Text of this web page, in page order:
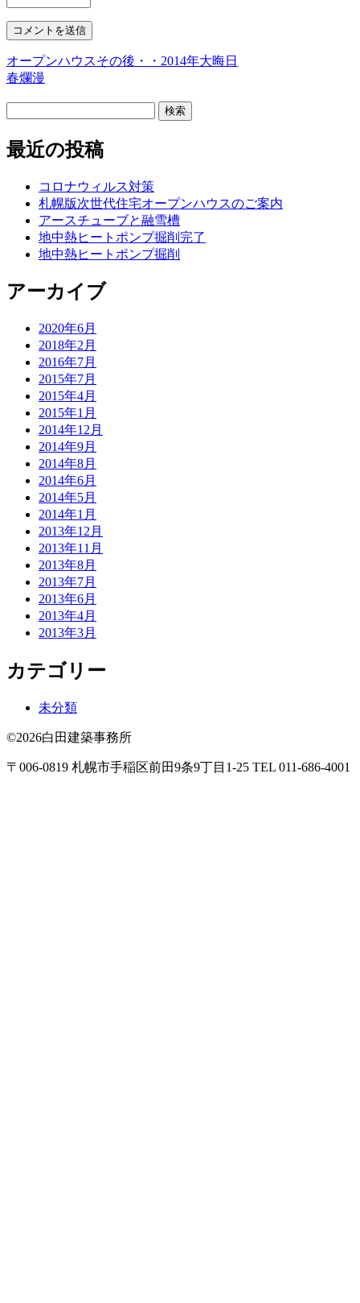
オープンハウスその後・・2014年大晦日
春爛漫
最近の投稿
コロナウィルス対策
札幌版次世代住宅オープンハウスのご案内
アースチューブと融雪槽
地中熱ヒートポンプ掘削完了
地中熱ヒートポンプ掘削
アーカイブ
2020年6月
2018年2月
2016年7月
2015年7月
2015年4月
2015年1月
2014年12月
2014年9月
2014年8月
2014年6月
2014年5月
2014年1月
2013年12月
2013年11月
2013年8月
2013年7月
2013年6月
2013年4月
2013年3月
カテゴリー
未分類
©2026白田建築事務所
〒006-0819 札幌市手稲区前田9条9丁目1-25 TEL 011-686-4001